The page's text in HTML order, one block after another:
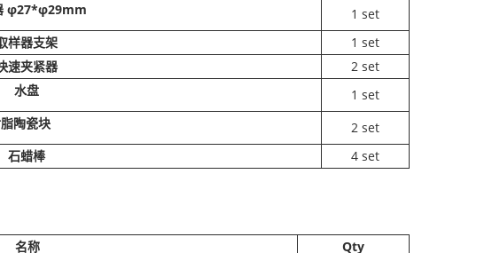
φ27*φ29mm
1 set
样器支架
1 set
速夹紧器
2set
水盘
1 set
陶瓷块
2set
石蜡棒
4set
名称 Qty